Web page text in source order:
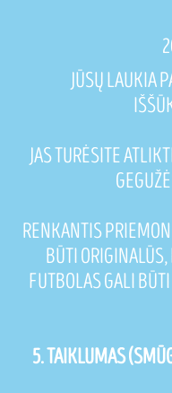
JŪSŲ LAUKIA
JAS TURĖSITE
RENKANTIS
BŪTI
FUTBOLAS GALI
5. TAIKLUMAS